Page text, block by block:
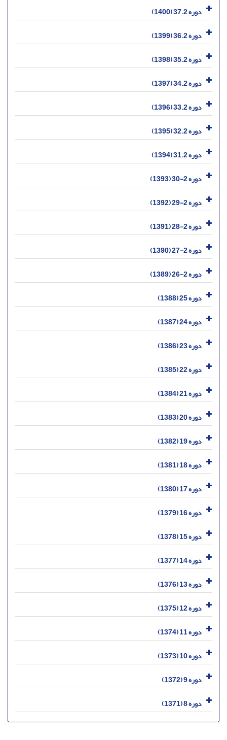
دوره 37.2 (1400)
دوره 36.2 (1399)
دوره 35.2 (1398)
دوره 34.2 (1397)
دوره 33.2 (1396)
دوره 32.2 (1395)
دوره 31.2 (1394)
دوره 2-30 (1393)
دوره 2-29 (1392)
دوره 2-28 (1391)
دوره 2-27 (1390)
دوره 2-26 (1389)
دوره 25 (1388)
دوره 24 (1387)
دوره 23 (1386)
دوره 22 (1385)
دوره 21 (1384)
دوره 20 (1383)
دوره 19 (1382)
دوره 18 (1381)
دوره 17 (1380)
دوره 16 (1379)
دوره 15 (1378)
دوره 14 (1377)
دوره 13 (1376)
دوره 12 (1375)
دوره 11 (1374)
دوره 10 (1373)
دوره 9 (1372)
دوره 8 (1371)